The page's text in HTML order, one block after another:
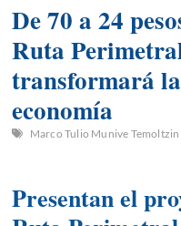
De 70 a 24
Ruta
transformará
economía
Marco Tulio Munive Temoltzin
Presentan el